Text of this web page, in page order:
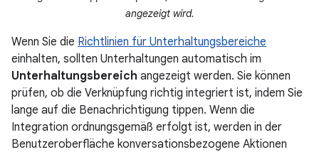
angezeigt wird.
Wenn Sie die Richtlinien für Unterhaltungsbereiche
einhalten, sollten Unterhaltungen automatisch im
Unterhaltungsbereich angezeigt werden. Sie können
prüfen, ob die Verknüpfung richtig integriert ist, indem Sie
lange auf die Benachrichtigung tippen. Wenn die
Integration ordnungsgemäß erfolgt ist, werden in der
Benutzeroberfläche konversationsbezogene Aktionen